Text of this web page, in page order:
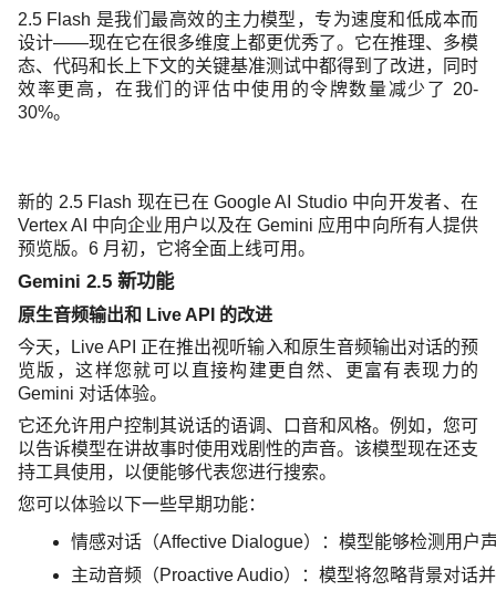
2.5 Flash 是我们最高效的主力模型，专为速度和低成本而
设计——现在它在很多维度上都更优秀了。它在推理、多模
态、代码和长上下文的关键基准测试中都得到了改进，同时
效率更高，在我们的评估中使用的令牌数量减少了 20-
30%。
新的 2.5 Flash 现在已在 Google AI Studio 中向开发者、在
Vertex AI 中向企业用户以及在 Gemini 应用中向所有人提供
预览版。6 月初，它将全面上线可用。
Gemini 2.5 新功能
原生音频输出和 Live API 的改进
今天，Live API 正在推出视听输入和原生音频输出对话的预
览版，这样您就可以直接构建更自然、更富有表现力的
Gemini 对话体验。
它还允许用户控制其说话的语调、口音和风格。例如，您可
以告诉模型在讲故事时使用戏剧性的声音。该模型现在还支
持工具使用，以便能够代表您进行搜索。
您可以体验以下一些早期功能：
情感对话（Affective Dialogue）：模型能够检测用户
主动音频（Proactive Audio）：模型将忽略背景对话